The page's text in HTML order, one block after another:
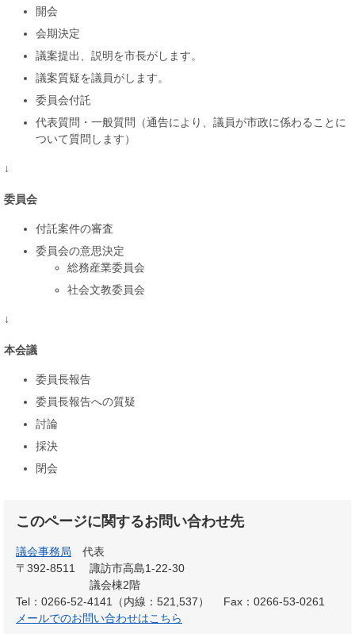
開会
会期決定
議案提出、説明を市長がします。
議案質疑を議員がします。
委員会付託
代表質問・一般質問（通告により、議員が市政に係わることに
ついて質問します）​
↓
委員会
​付託案件の審査
委員会の意思決定
総務産業委員会
​社会文教委員会
↓
本会議
​委員長報告
委員長報告への質疑
討論
採決
閉会
このページに関するお問い合わせ先
議会事務局
代表
〒392-8511
諏訪市高島1-22-30
議会棟2階
Tel：0266-52-4141（内線：521,537）
Fax：0266-53-0261
メールでのお問い合わせはこちら